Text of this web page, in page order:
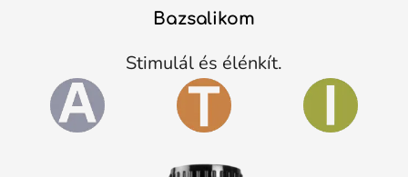
Bazsalikom
Stimulál és élénkít.